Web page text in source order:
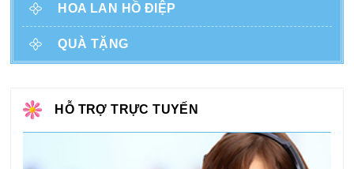
HOA LAN HỒ ĐIỆP
QUÀ TẶNG
HỖ TRỢ TRỰC TUYẾN